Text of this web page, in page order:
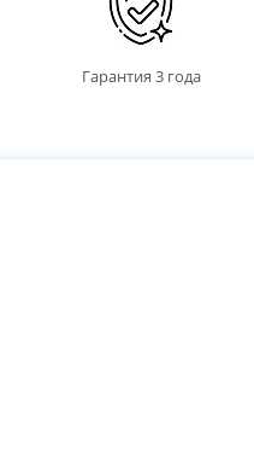
Гарантия 3 года